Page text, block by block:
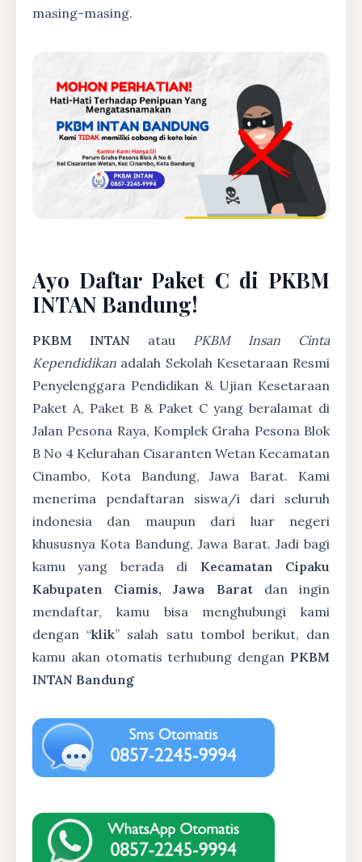
masing-masing.
Ayo Daftar Paket C di PKBM
INTAN Bandung!
PKBM INTAN atau PKBM Insan Cinta
Kependidikan adalah Sekolah Kesetaraan Resmi
Penyelenggara Pendidikan & Ujian Kesetaraan
Paket A, Paket B & Paket C yang beralamat di
Jalan Pesona Raya, Komplek Graha Pesona Blok
B No 4 Kelurahan Cisaranten Wetan Kecamatan
Cinambo, Kota Bandung, Jawa Barat. Kami
menerima pendaftaran siswa/i dari seluruh
indonesia dan maupun dari luar negeri
khususnya Kota Bandung, Jawa Barat. Jadi bagi
kamu yang berada di Kecamatan Cipaku
Kabupaten Ciamis, Jawa Baratdan ingin
mendaftar, kamu bisa menghubungi kami
dengan “klik” salah satu tombol berikut, dan
kamu akan otomatis terhubung dengan PKBM
INTAN Bandung